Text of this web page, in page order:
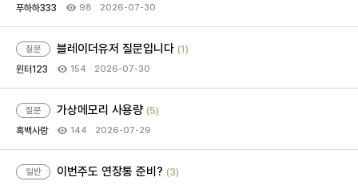
푸하하333 98 2026-07-30
질문 블레이더유저 질문입니다 (1)
윈터123 154 2026-07-30
질문 가상메모리 사용량 (5)
흑백사랑 144 2026-07-29
일반 이번주도 연장통 준비? (3)